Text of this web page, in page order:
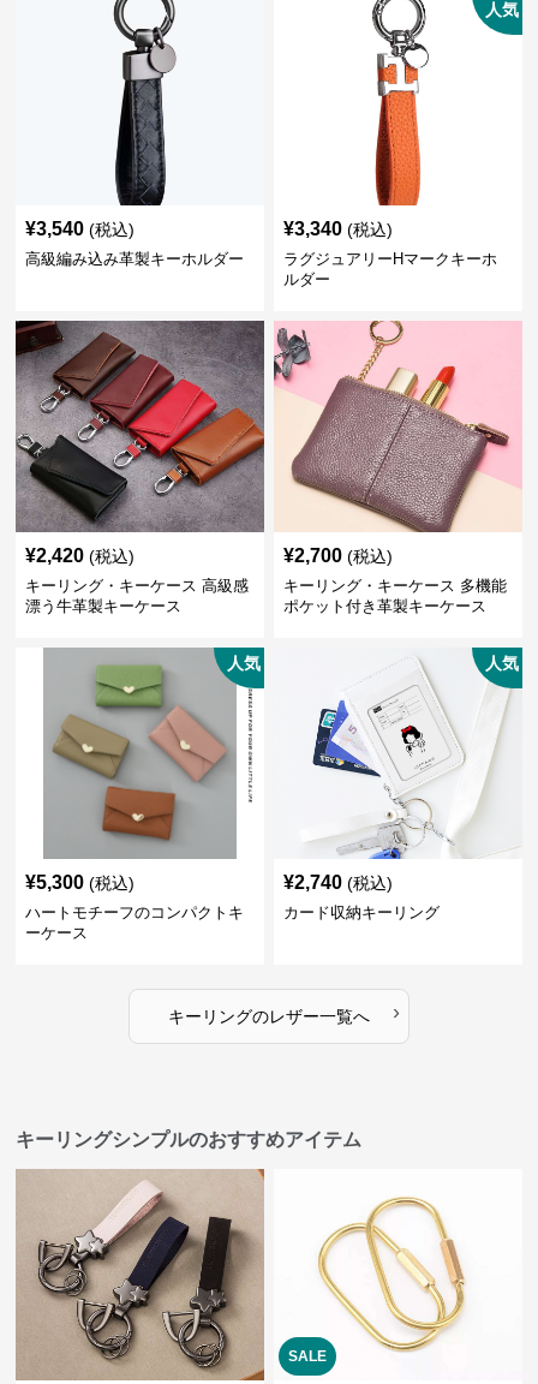
¥3,540 (税込)
高級編み込み革製キーホルダー
人気
¥3,340 (税込)
ラグジュアリーHマークキーホ
ルダー
¥2,420 (税込)
キーリング・キーケース 高級感
漂う牛革製キーケース
¥2,700 (税込)
キーリング・キーケース 多機能
ポケット付き革製キーケース
人気
¥5,300 (税込)
ハートモチーフのコンパクトキ
ーケース
人気
¥2,740 (税込)
カード収納キーリング
キーリングのレザー一覧へ ›
キーリングシンプルのおすすめアイテム
SALE